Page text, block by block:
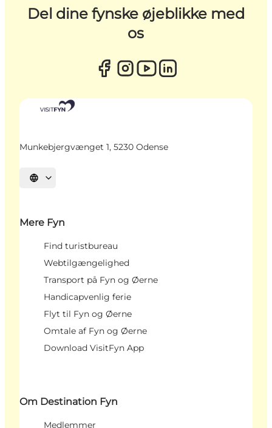
Del dine fynske øjeblikke med
os
Munkebjergvænget 1, 5230 Odense
Vælg sprog
Mere Fyn
Find turistbureau
Webtilgængelighed
Transport på Fyn og Øerne
Handicapvenlig ferie
Flyt til Fyn og Øerne
Omtale af Fyn og Øerne
Download VisitFyn App
Om Destination Fyn
Medlemmer